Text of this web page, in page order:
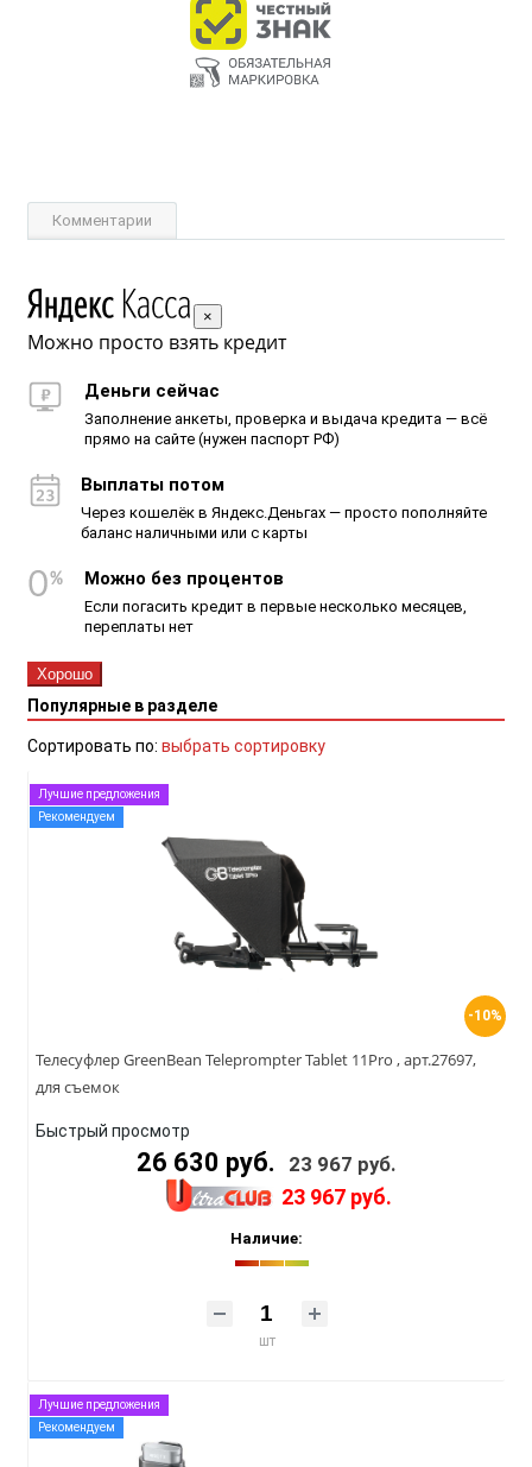
Комментарии
×
Можно просто взять кредит
Деньги сейчас
Заполнение анкеты, проверка и выдача кредита — всё
прямо на сайте (нужен паспорт РФ)
Выплаты потом
Через кошелёк в Яндекс.Деньгах — просто пополняйте
баланс наличными или с карты
Можно без процентов
Если погасить кредит в первые несколько месяцев,
переплаты нет
Хорошо
Популярные в разделе
Сортировать по: выбрать сортировку
-10%
Лучшие предложения
Рекомендуем
Телесуфлер GreenBean Teleprompter Tablet 11Pro , арт.27697,
для съемок
Быстрый просмотр
26 630 руб. 23 967 руб.
23 967 руб.
Наличие:
шт
Лучшие предложения
Рекомендуем